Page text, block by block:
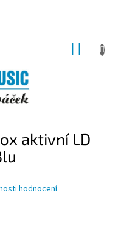
aktivní LD
hodnocení